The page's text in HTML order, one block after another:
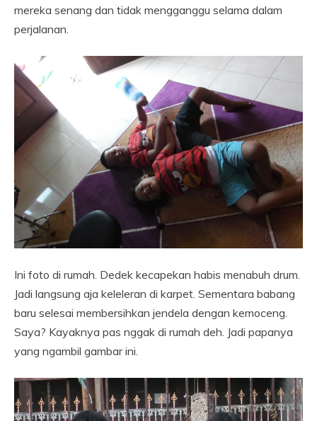
mereka senang dan tidak mengganggu selama dalam
perjalanan.
Ini foto di rumah. Dedek kecapekan habis menabuh drum.
Jadi langsung aja keleleran di karpet. Sementara babang
baru selesai membersihkan jendela dengan kemoceng.
Saya? Kayaknya pas nggak di rumah deh. Jadi papanya
yang ngambil gambar ini.